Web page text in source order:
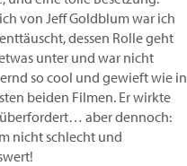
von Jeff Goldblum war ich
dessen Rolle geht
unter und war nicht
so cool und gewieft wie in
beiden Filmen. Er wirkte
aber dennoch:
nicht schlecht und